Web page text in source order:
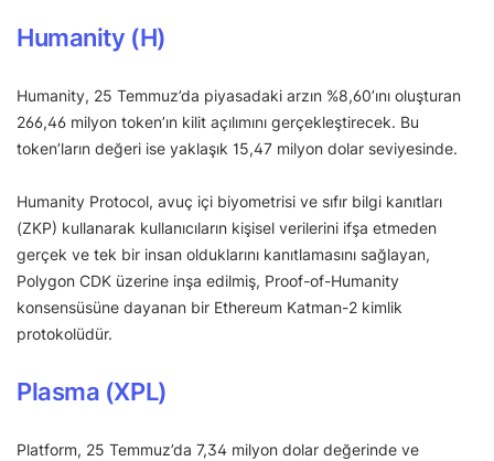
Humanity (H)
Humanity, 25 Temmuz’da piyasadaki arzın %8,60’ını oluşturan
266,46 milyon token’ın kilit açılımını gerçekleştirecek. Bu
token’ların değeri ise yaklaşık 15,47 milyon dolar seviyesinde.
Humanity Protocol, avuç içi biyometrisi ve sıfır bilgi kanıtları
(ZKP) kullanarak kullanıcıların kişisel verilerini ifşa etmeden
gerçek ve tek bir insan olduklarını kanıtlamasını sağlayan,
Polygon CDK üzerine inşa edilmiş, Proof-of-Humanity
konsensüsüne dayanan bir Ethereum Katman-2 kimlik
protokolüdür.
Plasma (XPL)
Platform, 25 Temmuz’da 7,34 milyon dolar değerinde ve